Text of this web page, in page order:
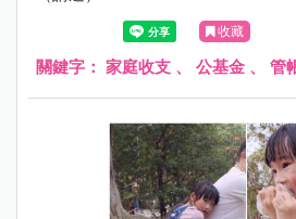
收藏
關鍵字： 家庭收支 、 公基金 、 管